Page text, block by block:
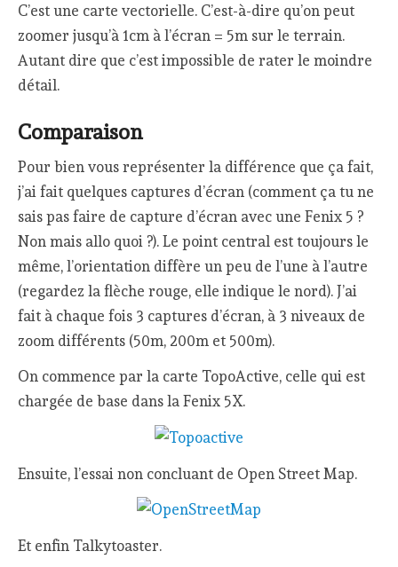
C’est une carte vectorielle. C’est-à-dire qu’on peut
zoomer jusqu’à 1cm à l’écran = 5m sur le terrain.
Autant dire que c’est impossible de rater le moindre
détail.
Comparaison
Pour bien vous représenter la différence que ça fait,
j’ai fait quelques captures d’écran (comment ça tu ne
sais pas faire de capture d’écran avec une Fenix 5 ?
Non mais allo quoi ?). Le point central est toujours le
même, l’orientation diffère un peu de l’une à l’autre
(regardez la flèche rouge, elle indique le nord). J’ai
fait à chaque fois 3 captures d’écran, à 3 niveaux de
zoom différents (50m, 200m et 500m).
On commence par la carte TopoActive, celle qui est
chargée de base dans la Fenix 5X.
Ensuite, l’essai non concluant de Open Street Map.
Et enfin Talkytoaster.